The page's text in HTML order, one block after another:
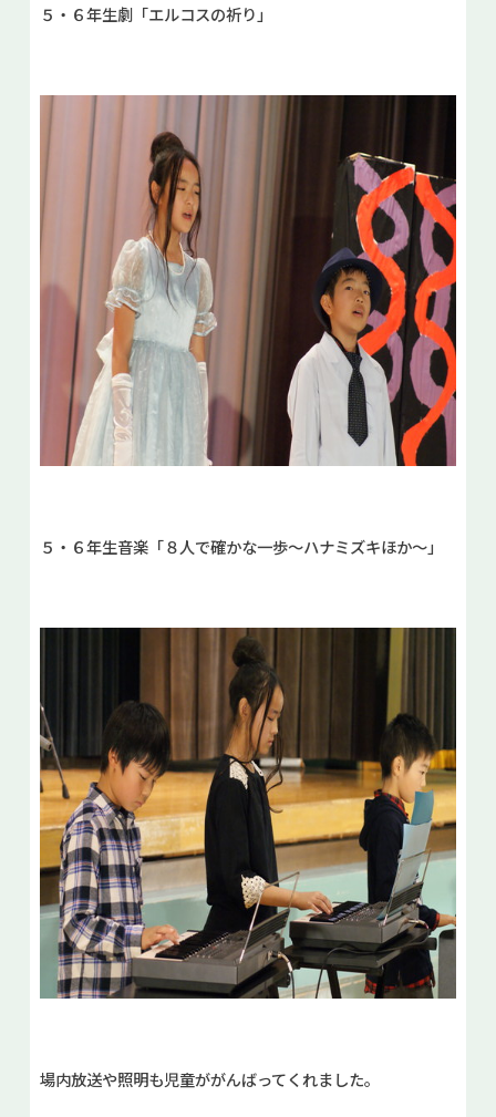
５・６年生劇「エルコスの祈り」
５・６年生音楽「８人で確かな一歩～ハナミズキほか～」
場内放送や照明も児童ががんばってくれました。